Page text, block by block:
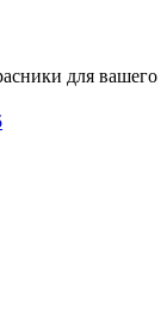
для вашего